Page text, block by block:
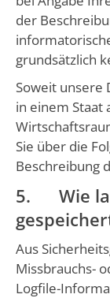
der
grundsätzlich
Soweit unsere
in einem Staat
Sie über die
Beschreibung
5. Wie
Aus
Missbrauchs-
Logfile-